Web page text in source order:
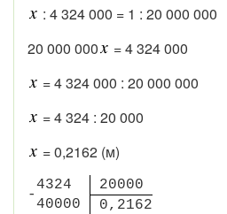
: 4 324 000 = 1 : 20 000 000
20 000 000
= 4 324 000
= 4 324 000 : 20 000 000
= 4 324 : 20 000
= 0,2162 (м)
-
4324 20000
40000 0, 2162